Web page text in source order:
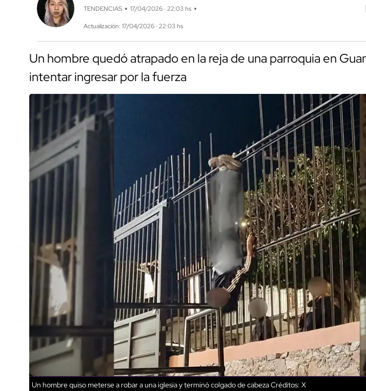
TENDENCIAS 17/04/2026 · 22:03 hs
Actualización: 17/04/2026 · 22:03 hs
Un hombre quedó atrapado en la reja de una parroquia en
intentar ingresar por la fuerza
Un hombre quiso meterse a robar a una iglesia y terminó colgado de cabezaCréditos: X